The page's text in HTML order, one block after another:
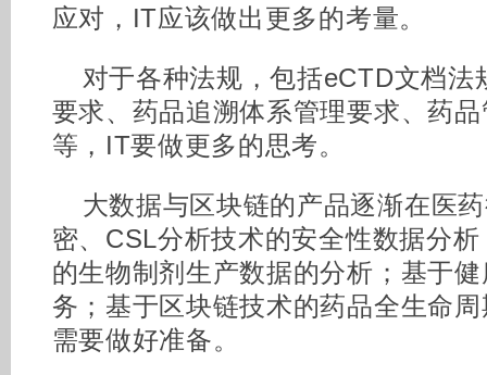
应对，IT应该做出更多的考量。
对于各种法规，包括eCTD文档法
要求、药品追溯体系管理要求、药
等，IT要做更多的思考。
大数据与区块链的产品逐渐在医
密、CSL分析技术的安全性数据分
的生物制剂生产数据的分析；基于
务；基于区块链技术的药品全生命
需要做好准备。